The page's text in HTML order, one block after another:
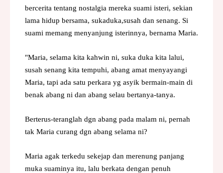
bercerita tentang nostalgia mereka suami isteri, sekian
lama hidup bersama, sukaduka,susah dan senang. Si
suami memang menyanjung isterinnya, bernama Maria.
"Maria, selama kita kahwin ni, suka duka kita lalui,
susah senang kita tempuhi, abang amat menyayangi
Maria, tapi ada satu perkara yg asyik bermain-main di
benak abang ni dan abang selau bertanya-tanya.
Berterus-teranglah dgn abang pada malam ni, pernah
tak Maria curang dgn abang selama ni?
Maria agak terkedu sekejap dan merenung panjang
muka suaminya itu, lalu berkata dengan penuh